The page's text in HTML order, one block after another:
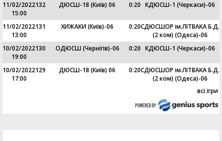
11/02/2022
15:00
132 ДЮСШ-18 (Київ) 06 0:20 КДЮСШ-1 (Черкаси)-06
11/02/2022
13:00
131 ХИЖАКИ (Київ)-06 0:20СДЮСШОР ім.ЛІТВАКА Б.Д.
(2 ком) (Одеса)-06
10/02/2022
19:00
130 ОДЮСШ (Чернігів)-06 0:20 КДЮСШ-1 (Черкаси)-06
10/02/2022
17:00
129 ДЮСШ-18 (Київ) 06 0:20СДЮСШОР ім.ЛІТВАКА Б.Д.
(2 ком) (Одеса)-06
всі ігри